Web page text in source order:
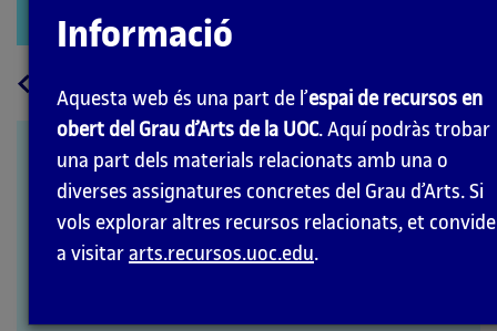
PID_00276753
principal
Louis Daguerre
Informació
Aquesta web és una part de l’espai de recursos en
obert del Grau d’Arts de la UOC. Aquí podràs trobar
una part dels materials relacionats amb una o
diverses assignatures concretes del Grau d’Arts. Si
vols explorar altres recursos relacionats, et
a visitar arts.recursos.uoc.edu.